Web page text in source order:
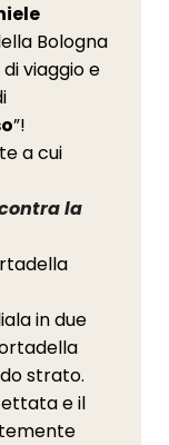
Bologna
viaggio e
”!
a cui
la
in due
strato.
e il